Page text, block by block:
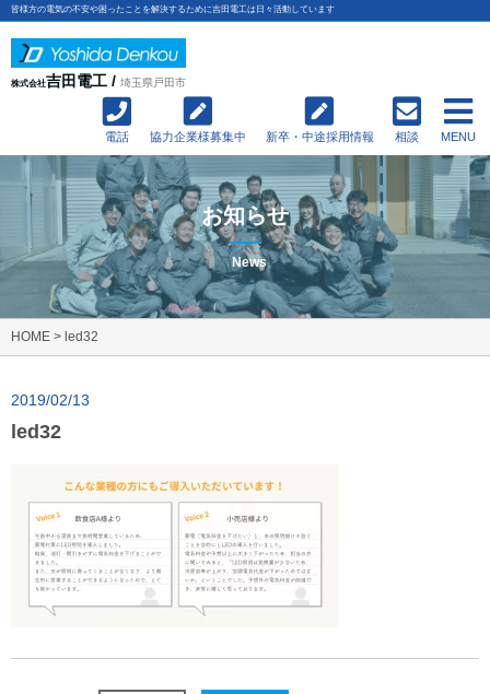
皆様方の電気の不安や困ったことを解決するために吉田電工は日々活動しています
株式会社吉田電工 / 埼玉県戸田市
電話 協力企業様募集中 新卒・中途採用情報 相談 MENU
お知らせ
News
HOME > led32
2019/02/13
led32